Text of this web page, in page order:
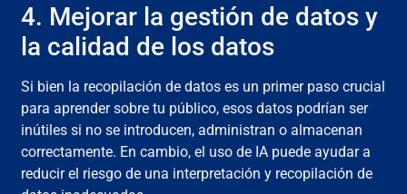
4. Mejorar la gestión de datos y
la calidad de los datos
Si bien la recopilación de datos es un primer paso crucial
para aprender sobre tu público, esos datos podrían ser
inútiles si no se introducen, administran o almacenan
correctamente. En cambio, el uso de IA puede ayudar a
reducir el riesgo de una interpretación y recopilación de